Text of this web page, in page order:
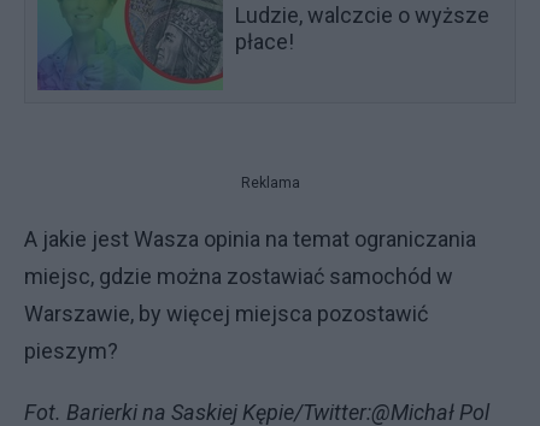
Ludzie, walczcie o wyższe
płace!
Reklama
A jakie jest Wasza opinia na temat ograniczania
miejsc, gdzie można zostawiać samochód w
Warszawie, by więcej miejsca pozostawić
pieszym?
Fot. Barierki na Saskiej Kępie/Twitter:@Michał Pol